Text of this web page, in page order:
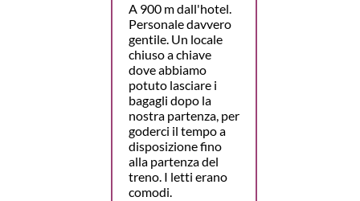
A 900 m dall'hotel.
Personale davvero
gentile. Un locale
chiuso a chiave
dove abbiamo
potuto lasciare i
bagagli dopo la
nostra partenza, per
goderci il tempo a
disposizione fino
alla partenza del
treno. I letti erano
comodi.